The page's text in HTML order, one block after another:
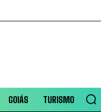
GOIÁS TURISMO